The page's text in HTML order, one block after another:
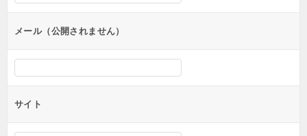
ョ
ンメール（公開されません）
サイト